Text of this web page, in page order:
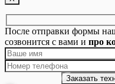
После отправки формы
созвонится с вами и про